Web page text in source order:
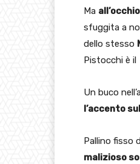
Ma
sfuggita a
dello stesso
Pistocchi è il
Un buco
l’accento
Pallino fisso
malizioso